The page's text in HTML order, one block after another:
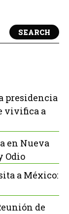
SEARCH
presidencia
vivifica a
en Nueva
Odio
a México:
de